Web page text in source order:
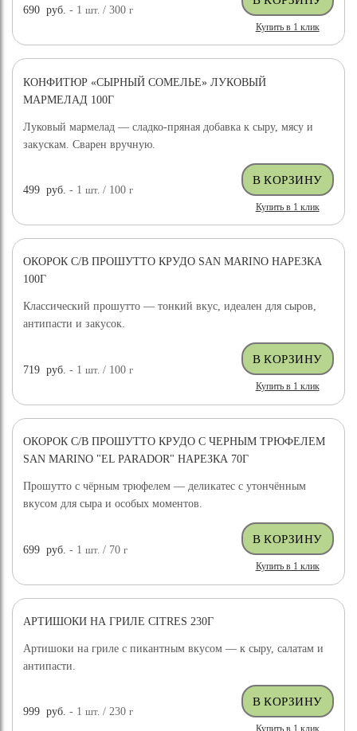
690 руб. - 1шт. / 300г
Купить в 1 клик
КОНФИТЮР «СЫРНЫЙ СОМЕЛЬЕ» ЛУКОВЫЙ
МАРМЕЛАД 100Г
Луковый мармелад — сладко-пряная добавка к сыру, мясу и
закускам. Сварен вручную.
499 руб. - 1шт. / 100г
Купить в 1 клик
ОКОРОК С/В ПРОШУТТО КРУДО SAN MARINO НАРЕЗКА
100Г
Классический прошутто — тонкий вкус, идеален для сыров,
антипасти и закусок.
719 руб. - 1шт. / 100г
Купить в 1 клик
ОКОРОК С/В ПРОШУТТО КРУДО С ЧЕРНЫМ ТРЮФЕЛЕМ
SAN MARINO "EL PARADOR" НАРЕЗКА 70Г
Прошутто с чёрным трюфелем — деликатес с утончённым
вкусом для сыра и особых моментов.
699 руб. - 1шт. / 70г
Купить в 1 клик
АРТИШОКИ НА ГРИЛЕ CITRES 230Г
Артишоки на гриле с пикантным вкусом — к сыру, салатам и
антипасти.
999 руб. - 1шт. / 230г
Купить в 1 клик